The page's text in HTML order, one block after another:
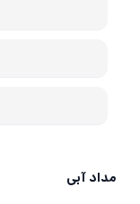
مداد آبی